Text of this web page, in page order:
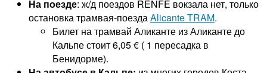
На поезде: ж/д поездов RENFE вокзала нет, только
остановка трамвая-поездаAlicante TRAM.
Билет на трамвай Аликанте из Аликанте до
Кальпе стоит 6,05 € ( 1 пересадка в
Бенидорме).